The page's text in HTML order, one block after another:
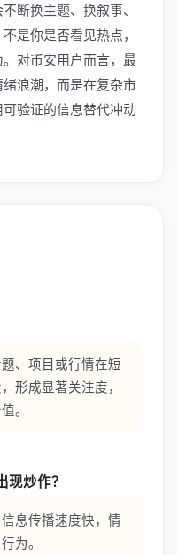
断换主题、换叙事、
是你是否看见热点，
对币安用户而言，最
浪潮，而是在复杂市
验证的信息替代冲动
、项目或行情在短
形成显著关注度，
。
炒作？
息传播速度快，情
为。